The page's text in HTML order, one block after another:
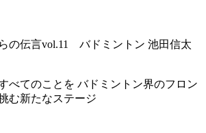
の伝言vol.11 バドミントン 池田信太
べてのことを バドミントン界のフロン
む新たなステージ